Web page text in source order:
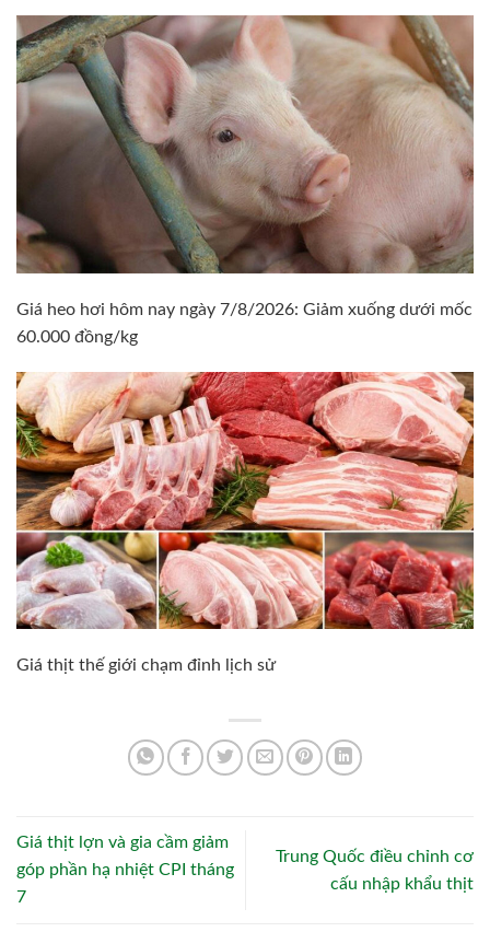
Giá heo hơi hôm nay ngày 7/8/2026: Giảm xuống dưới mốc
60.000 đồng/kg
Giá thịt thế giới chạm đỉnh lịch sử
Giá thịt lợn và gia cầm giảm
góp phần hạ nhiệt CPI tháng
7
Trung Quốc điều chỉnh cơ
cấu nhập khẩu thịt